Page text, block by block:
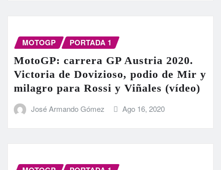
MOTOGP PORTADA 1
MotoGP: carrera GP Austria 2020.
Victoria de Dovizioso, podio de Mir y
milagro para Rossi y Viñales (vídeo)
José Armando Gómez Ago 16, 2020